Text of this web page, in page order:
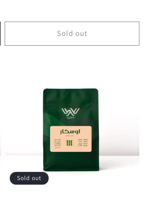
Sold out
Sold out